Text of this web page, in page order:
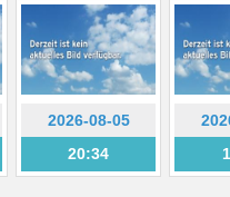
2026-08-05
20:34